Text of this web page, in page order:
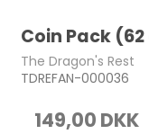
Coin Pack
The Dragon's Rest
TDREFAN-000036
149,00 DKK